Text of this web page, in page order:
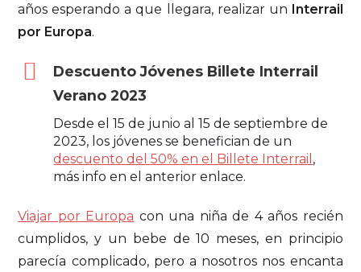
años esperando a que llegara, realizar un Interrail
por Europa.
Descuento Jóvenes Billete Interrail
Verano 2023
Desde el 15 de junio al 15 de septiembre de
2023, los jóvenes se benefician de un
descuento del 50% en el Billete Interrail ,
más info en el anterior enlace.
Viajar por Europa con una niña de 4 años recién
cumplidos, y un bebe de 10 meses, en principio
parecía complicado, pero a nosotros nos encanta